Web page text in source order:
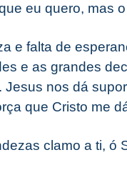
eu quero, mas
e falta de
e as grandes
Jesus nos dá
que Cristo me
clamo a ti, ó